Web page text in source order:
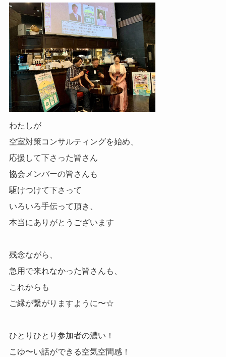
わたしが
空室対策コンサルティングを始め、
応援して下さった皆さん
協会メンバーの皆さんも
駆けつけて下さって
いろいろ手伝って頂き、
本当にありがとうございます
残念ながら、
急用で来れなかった皆さんも、
これからも
ご縁が繋がりますように〜☆
ひとりひとり参加者の濃い！
こゆ〜い話ができる空気空間感！